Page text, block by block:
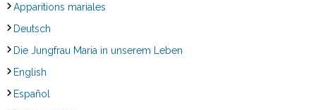
Apparitions mariales
Deutsch
Die Jungfrau Maria in unserem Leben
English
Español